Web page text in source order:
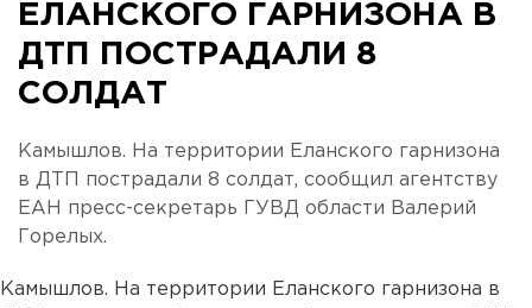
ЕЛАНСКОГО ГАРНИЗОНА В
ДТП ПОСТРАДАЛИ 8
СОЛДАТ
Камышлов. На территории Еланского гарнизона
в ДТП пострадали 8 солдат, сообщил агентству
ЕАН пресс-секретарь ГУВД области Валерий
Горелых.
Камышлов. На территории Еланского гарнизона в